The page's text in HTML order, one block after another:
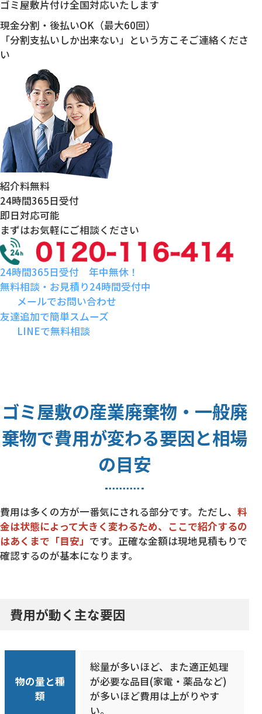
ゴミ屋敷片付け全国対応いたします
現金分割・後払いOK（最大60回）
「分割支払いしか出来ない」という方こそご連絡くださ
い
紹介料無料
24時間365日受付
即日対応可能
まずはお気軽にご相談ください
24時間365日受付 年中無休！
無料相談・お見積り24時間受付中
メールでお問い合わせ
友達追加で簡単スムーズ
LINEで無料相談
ゴミ屋敷の産業廃棄物・一般廃
棄物で費用が変わる要因と相場
の目安
費用は多くの方が一番気にされる部分です。ただし、 料
金は状態によって大きく変わるため、ここで紹介するの
はあくまで「目安」 です。正確な金額は現地見積もりで
確認するのが基本になります。
費用が動く主な要因
物の量と種
類
総量が多いほど、また適正処理
が必要な品目(家電・薬品など)
が多いほど費用は上がりやす
い。